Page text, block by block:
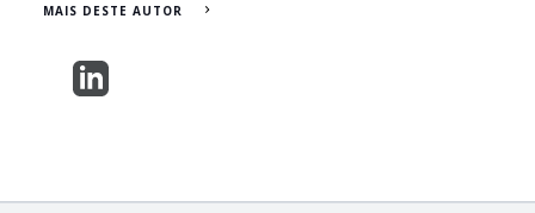
MAIS DESTE AUTOR